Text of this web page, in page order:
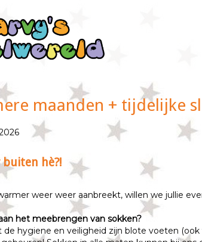
maanden + tijdelijke
buiten hè?!
weer weer aanbreekt, willen we jullie
het meebrengen van sokken?
de hygiene en veiligheid zijn blote voeten